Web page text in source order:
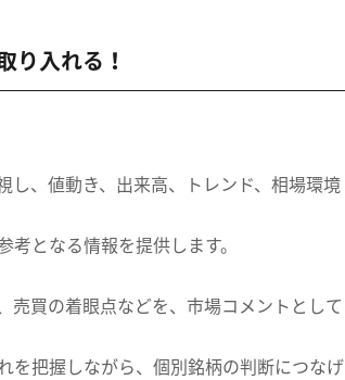
り入れる！
し、値動き、出来高、トレンド、相場環境
となる情報を提供します。
売買の着眼点などを、市場コメントとして
を把握しながら、個別銘柄の判断につなげ